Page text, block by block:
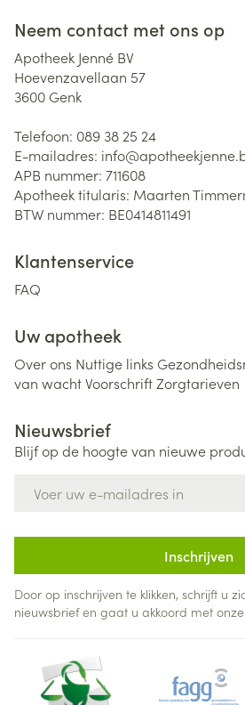
Neem contact met ons op
Apotheek Jenné BV
Hoevenzavellaan 57
3600 Genk
Telefoon: 089 38 25 24
E-mailadres: info@
APB nummer: 711608
Apotheek titularis: Maarten
BTW nummer: BE0414811491
Klantenservice
FAQ
Uw apotheek
Over ons Nuttige links
van wachtVoorschriftZorgtarieven
Nieuwsbrief
Blijf op de hoogte van nieuwe
Inschrijven
Door op inschrijven te klikken, schrijft u
nieuwsbrief en gaat u akkoord met onze